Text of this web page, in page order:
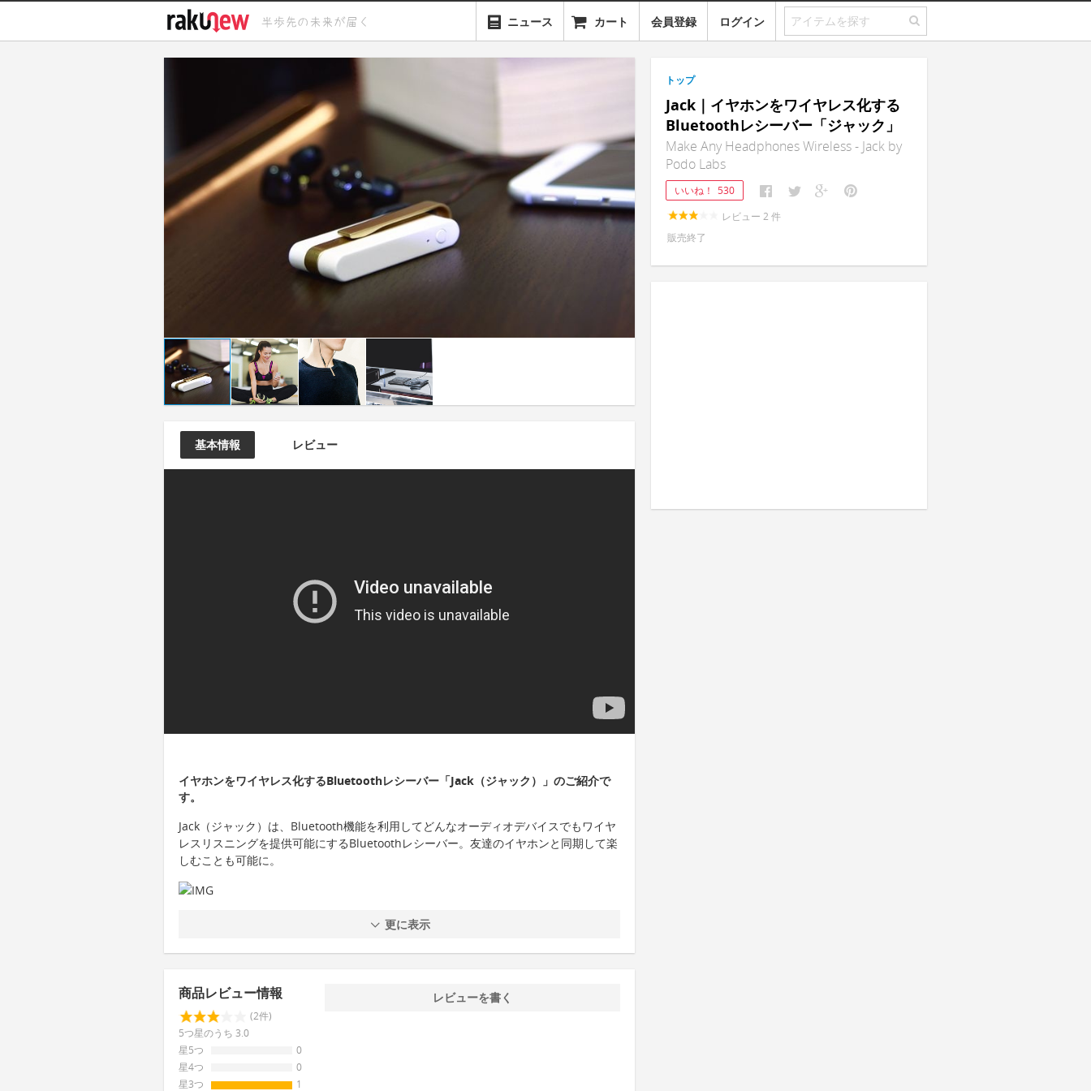
ニュース カート 会員登録 ログイン
基本情報 レビュー
イヤホンをワイヤレス化するBluetoothレシーバー「Jack（ジャック）」のご紹介で
す。
Jack（ジャック）は、Bluetooth機能を利用してどんなオーディオデバイスでもワイヤ
レスリスニングを提供可能にするBluetoothレシーバー。友達のイヤホンと同期して楽
しむことも可能に。
更に表示
商品レビュー情報
(2件)
5つ星のうち 3.0
星5つ
0
星4つ
0
星3つ
1
レビューを書く
トップ
Jack｜イヤホンをワイヤレス化する
Bluetoothレシーバー「ジャック」
Make Any Headphones Wireless - Jack by
Podo Labs
いいね！ 530
レビュー 2 件
販売終了